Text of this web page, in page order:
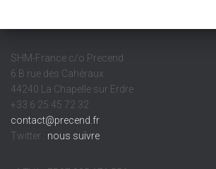
SHM-France c/o Precend
6 B rue des Cahéraux
44240 La Chapelle sur Erdre
+33 6 25 45 72 32
contact@precend.fr
Twitter : nous suivre